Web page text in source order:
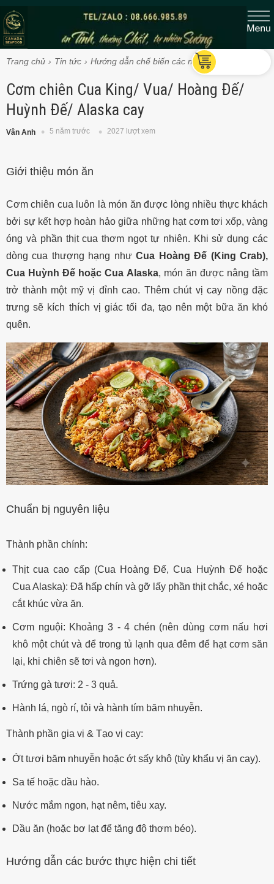
Trang chủ Tin tức Hướng dẫn chế biến các món Cua Vua
Cơm chiên Cua King/ Vua/ Hoàng Đế/
Huỳnh Đế/ Alaska cay
Vân Anh 5 năm trước 2027 lượt xem
Giới thiệu món ăn
Cơm chiên cua luôn là món ăn được lòng nhiều thực khách
bởi sự kết hợp hoàn hảo giữa những hạt cơm tơi xốp, vàng
óng và phần thịt cua thơm ngọt tự nhiên. Khi sử dụng các
dòng cua thượng hạng nhưCua Hoàng Đế (King Crab),
Cua Huỳnh Đế hoặc Cua Alaska, món ăn được nâng tầm
trở thành một mỹ vị đỉnh cao. Thêm chút vị cay nồng đặc
trưng sẽ kích thích vị giác tối đa, tạo nên một bữa ăn khó
quên.
Chuẩn bị nguyên liệu
Thành phần chính:
Thịt cua cao cấp (Cua Hoàng Đế, Cua Huỳnh Đế hoặc
Cua Alaska): Đã hấp chín và gỡ lấy phần thịt chắc, xé hoặc
cắt khúc vừa ăn.
Cơm nguội: Khoảng 3 - 4 chén (nên dùng cơm nấu hơi
khô một chút và để trong tủ lạnh qua đêm để hạt cơm săn
lại, khi chiên sẽ tơi và ngon hơn).
Trứng gà tươi: 2 - 3 quả.
Hành lá, ngò rí, tỏi và hành tím băm nhuyễn.
Thành phần gia vị & Tạo vị cay:
Ớt tươi băm nhuyễn hoặc ớt sấy khô (tùy khẩu vị ăn cay).
Sa tế hoặc dầu hào.
Nước mắm ngon, hạt nêm, tiêu xay.
Dầu ăn (hoặc bơ lạt để tăng độ thơm béo).
Hướng dẫn các bước thực hiện chi tiết